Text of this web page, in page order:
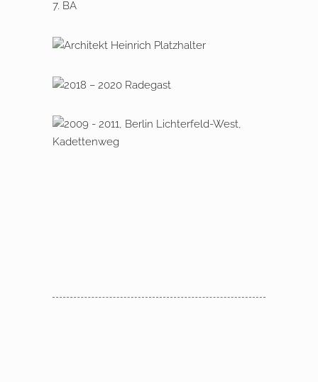
2013 – 2014 Berlin,
2018 – 2020 Radegast
2009 – 2016 Berlin Lichterfelde –
West, Kadettenweg